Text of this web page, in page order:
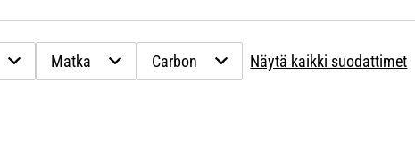
Matka Carbon Näytä kaikki suodattimet